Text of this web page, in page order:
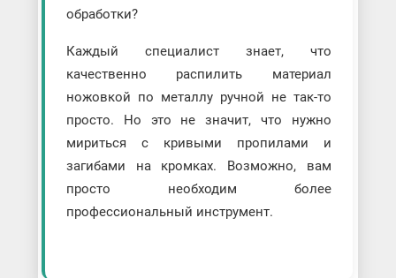
обработки?
Каждый специалист знает, что
качественно распилить материал
ножовкой по металлу ручной не так-то
просто. Но это не значит, что нужно
мириться с кривыми пропилами и
загибами на кромках. Возможно, вам
просто необходим более
профессиональный инструмент.